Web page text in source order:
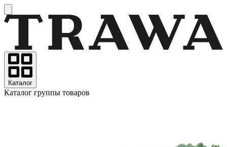
Каталог
Каталог группы товаров